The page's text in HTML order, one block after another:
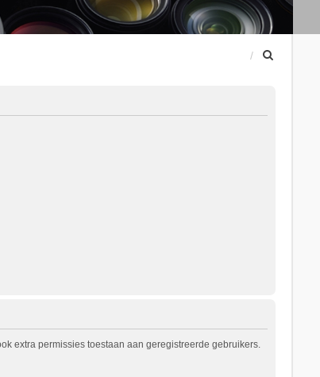
extra permissies toestaan aan geregistreerde gebruikers.